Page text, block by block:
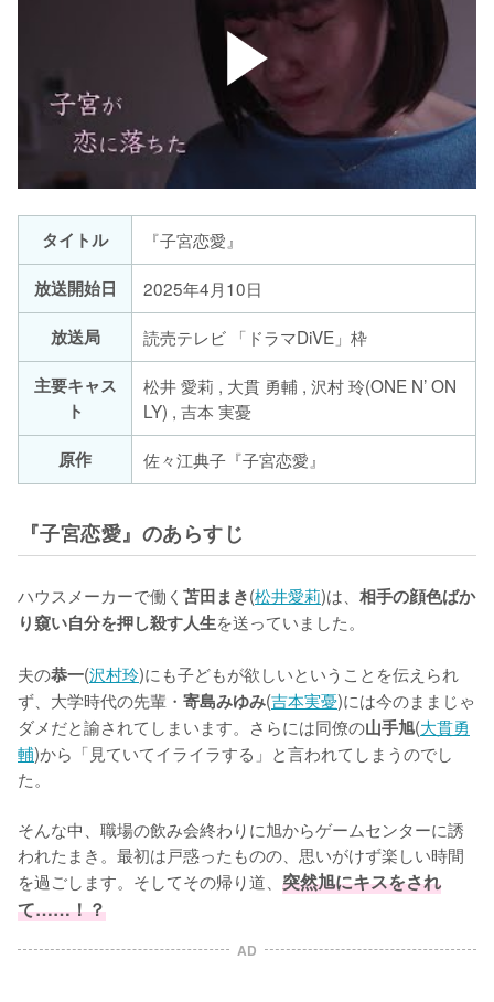
タイトル
『子宮恋愛』
放送開始日
2025年4月10日
放送局
読売テレビ 「ドラマDiVE」枠
主要キャス
ト
松井 愛莉 , 大貫 勇輔 , 沢村 玲(ONE N’ ON
LY) , 吉本 実憂
原作
佐々江典子『子宮恋愛』
『子宮恋愛』のあらすじ
ハウスメーカーで働く 苫田まき(松井愛莉)は、 相手の顔色ばか
り窺い自分を押し殺す人生を送っていました。
夫の恭一(沢村玲)にも子どもが欲しいということを伝えられ
ず、大学時代の先輩・ 寄島みゆみ(吉本実憂)には今のままじゃ
ダメだと諭されてしまいます。さらには同僚の山手旭(大貫勇
輔)から「見ていてイライラする」と言われてしまうのでし
た。
そんな中、職場の飲み会終わりに旭からゲームセンターに誘
われたまき。最初は戸惑ったものの、思いがけず楽しい時間
を過ごします。そしてその帰り道、 突然旭にキスをされ
て……！？
AD